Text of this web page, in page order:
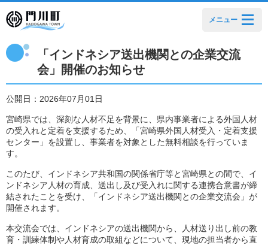
メニュー
「インドネシア送出機関との企業交流
会」開催のお知らせ
公開日：2026年07月01日
宮崎県では、深刻な人材不足を背景に、県内事業者による外国人材
の受入れと定着を支援するため、「宮崎県外国人材受入・定着支援
センター」を設置し、事業者を対象とした無料相談を行っていま
す。
このたび、インドネシア共和国の関係省庁等と宮崎県との間で、イ
ンドネシア人材の育成、送出し及び受入れに関する連携合意書が締
結されたことを受け、「インドネシア送出機関との企業交流会」が
開催されます。
本交流会では、インドネシアの送出機関から、人材送り出し前の教
育・訓練体制や人材育成の取組などについて、現地の担当者から直